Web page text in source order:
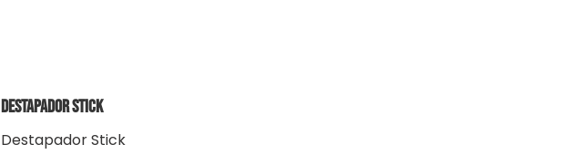
Destapador Stick
Destapador Stick